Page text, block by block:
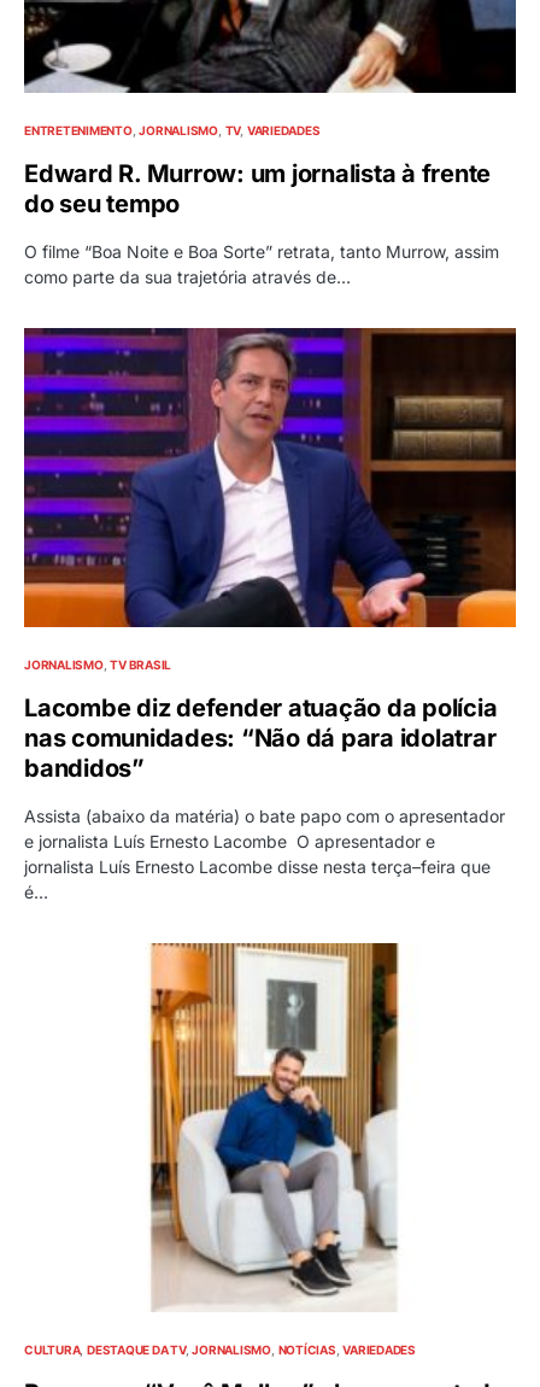
ENTRETENIMENTO JORNALISMO TV VARIEDADES
Edward R. Murrow: um jornalista à frente
do seu tempo
O filme “Boa Noite e Boa Sorte” retrata, tanto Murrow, assim
como parte da sua trajetória através de…
JORNALISMO TV BRASIL
Lacombe diz defender atuação da polícia
nas comunidades: “Não dá para idolatrar
bandidos”
Assista (abaixo da matéria) o bate papo com o apresentador
e jornalista Luís Ernesto Lacombe O apresentador e
jornalista Luís Ernesto Lacombe disse nesta terça–feira que
é…
CULTURA DESTAQUE DA TV JORNALISMO NOTÍCIAS VARIEDADES